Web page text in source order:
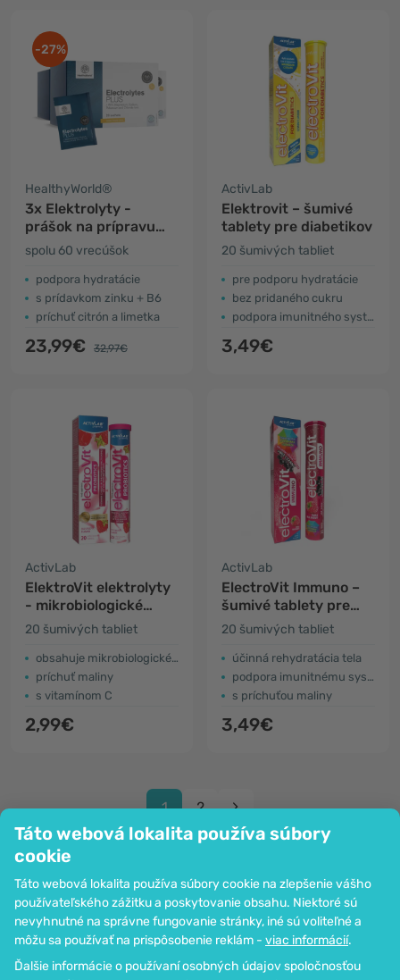
Táto webová lokalita používa súbory
cookie
Táto webová lokalita používa súbory cookie na zlepšenie vášho
používateľského zážitku a poskytovanie obsahu. Niektoré sú
nevyhnutné na správne fungovanie stránky, iné sú voliteľné a
môžu sa používať na prispôsobenie reklám - viac informácií.
Ďalšie informácie o používaní osobných údajov spoločnosťou
-27%
HealthyWorld®
3x Elektrolyty -
prášok na prípravu
nápoja
spolu 60 vrecúšok
podpora hydratácie
s prídavkom zinku + B6
príchuť citrón a limetka
23,99€ 32,97€
ActivLab
Elektrovit – šumivé
tablety pre diabetikov
20 šumivých tabliet
pre podporu hydratácie
bez pridaného cukru
podpora imunitného systému
3,49€
ActivLab
ElektroVit elektrolyty
- mikrobiologické
kultúry
20 šumivých tabliet
obsahuje mikrobiologické kultúry
príchuť maliny
s vitamínom C
2,99€
ActivLab
ElectroVit Immuno –
šumivé tablety pre
imunitný systém
20 šumivých tabliet
účinná rehydratácia tela
podpora imunitnému systému
s príchuťou maliny
3,49€
1 2
Spoločnosť
Informácie
Pripoj sa k nám